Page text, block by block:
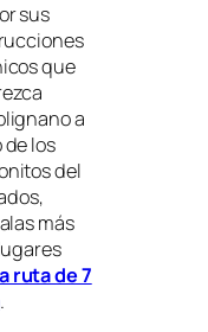
sus
que
a
de los
del
más
ruta de 7
.